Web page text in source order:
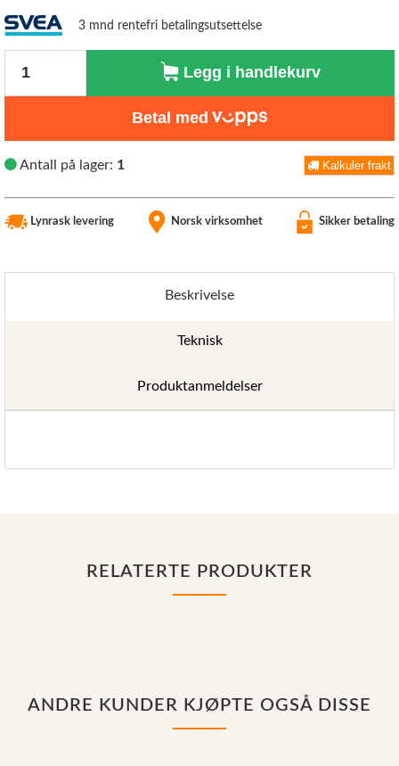
3 mnd rentefri betalingsutsettelse
Legg i handlekurv
Betal med
Antall på lager: 1 Kalkuler frakt
Lynrask levering Norsk virksomhet Sikker betaling
Beskrivelse
Teknisk
Produktanmeldelser
RELATERTE PRODUKTER
ANDRE KUNDER KJØPTE OGSÅ DISSE